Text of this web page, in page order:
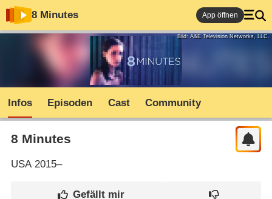
8 Minutes App öffnen
Bild: A&E Television Networks, LLC.
Infos Episoden Cast Community
8 Minutes
USA2015–